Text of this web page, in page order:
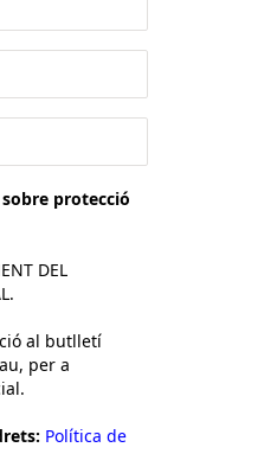
protecció
DEL
al butlletí
per a
Política de